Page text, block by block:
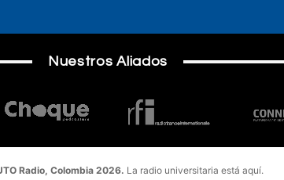
Nuestros Aliados
Radio, Colombia 2026. La radio universitaria está aquí.